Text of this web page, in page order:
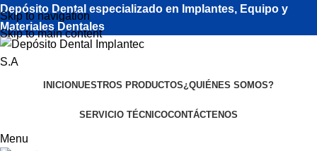
Skip to navigation
Skip to main content
Depósito Dental especializado en Implantes, Equipo y
Materiales Dentales
INICIONUESTROS PRODUCTOS¿QUIÉNES SOMOS?
SERVICIO TÉCNICOCONTÁCTENOS
Menu